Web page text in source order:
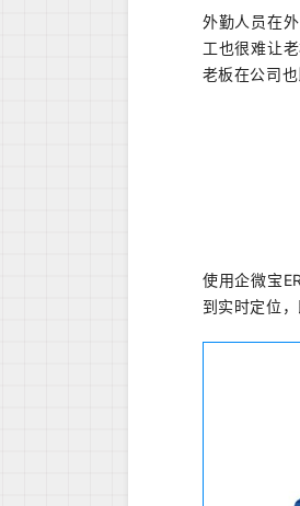
外勤人员在
工也很难让
老板在公司也
使用企微宝
到实时定位